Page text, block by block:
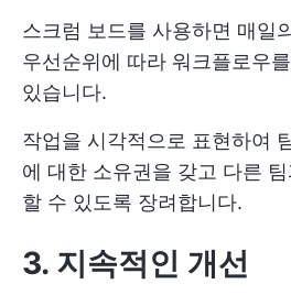
스크럼 보드를 사용하면 매일
우선순위에 따라 워크플로우
있습니다.
작업을 시각적으로 표현하여
에 대한 소유권을 갖고 다른
할 수 있도록 장려합니다.
3. 지속적인 개선